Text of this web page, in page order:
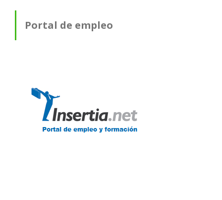
Portal de empleo